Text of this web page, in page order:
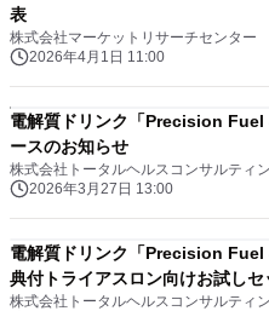
表
株式会社マーケットリサーチセンター
2026年4月1日 11:00
電解質ドリンク「Precision
ースのお知らせ
株式会社トータルヘルスコンサルティ
2026年3月27日 13:00
電解質ドリンク「Precision
典付トライアスロン向けお試し
株式会社トータルヘルスコンサルティ